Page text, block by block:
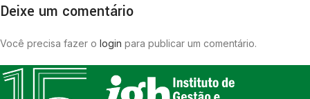
Deixe um comentário
Você precisa fazer o login para publicar um comentário.